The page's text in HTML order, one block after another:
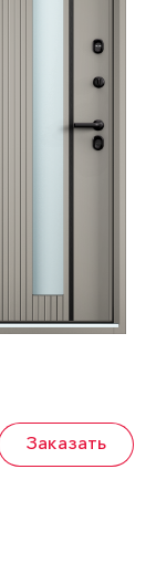
Заказать